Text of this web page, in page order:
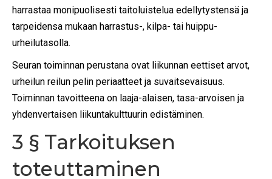
harrastaa monipuolisesti taitoluistelua edellytystensä ja
tarpeidensa mukaan harrastus-, kilpa- tai huippu-
urheilutasolla.
Seuran toiminnan perustana ovat liikunnan eettiset arvot,
urheilun reilun pelin periaatteet ja suvaitsevaisuus.
Toiminnan tavoitteena on laaja-alaisen, tasa-arvoisen ja
yhdenvertaisen liikuntakulttuurin edistäminen.
3 § Tarkoituksen
toteuttaminen